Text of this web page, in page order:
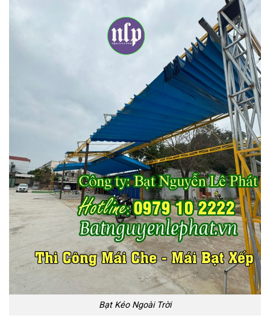
Bạt Kéo Ngoài Trời